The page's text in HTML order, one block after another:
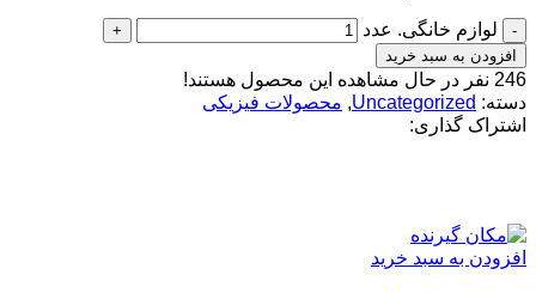
لوازم خانگی. عدد
افزودن به سبد خرید
246 نفر در حال مشاهده این محصول هستند!
دسته: Uncategorized
, محصولات فیزیکی
اشتراک گذاری:
افزودن به سبد خرید